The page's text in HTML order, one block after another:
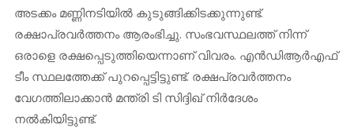
അടക്കം മണ്ണിനടിയിൽ കുടുങ്ങിക്കിടക്കുന്നുണ്ട്.
രക്ഷാപ്രവർത്തനം ആരംഭിച്ചു. സംഭവസ്ഥലത്ത് നിന്ന്
ഒരാളെ രക്ഷപ്പെടുത്തിയെന്നാണ് വിവരം. എന്‍ഡിആര്‍എഫ്
ടീം സ്ഥലത്തേക്ക് പുറപ്പെട്ടിട്ടുണ്ട്. രക്ഷപ്രവർത്തനം
വേഗത്തിലാക്കാൻ മന്ത്രി ടി സിദ്ദിഖ് നിർദേശം
നൽകിയിട്ടുണ്ട്.